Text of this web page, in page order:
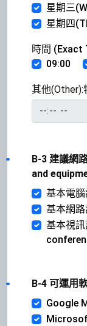
星期三
星期四
時間 (Exact
09:00
其他(Other):
B-3 建議網
and
基本電
基本網
基本視
B-4 可運用
Google